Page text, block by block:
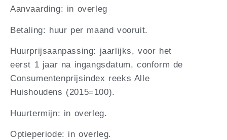
Aanvaarding: in overleg
Betaling: huur per maand vooruit.
Huurprijsaanpassing: jaarlijks, voor het
eerst 1 jaar na ingangsdatum, conform de
Consumentenprijsindex reeks Alle
Huishoudens (2015=100).
Huurtermijn: in overleg.
Optieperiode: in overleg.